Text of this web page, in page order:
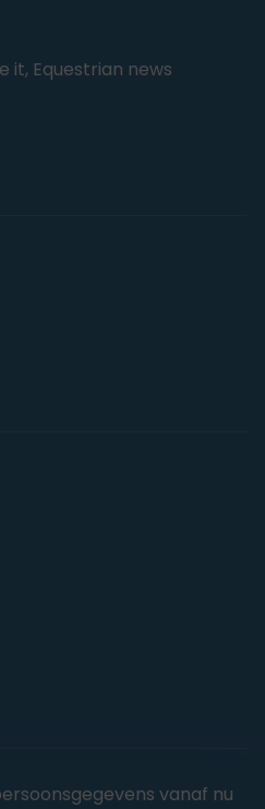
it, Equestrian news
vanaf nu